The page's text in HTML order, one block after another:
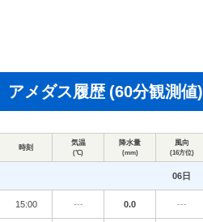
アメダス履歴 (60分観測値)
時刻
気温
(℃)
降水量
(mm)
風向
(16方位)
06日
15:00 --- 0.0 ---